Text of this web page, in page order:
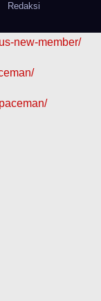
Redaksi
new-member/